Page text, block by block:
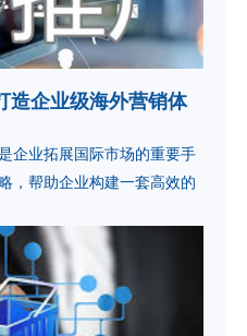
造企业级海外营销体
企业拓展国际市场的重要手
，帮助企业构建一套高效的